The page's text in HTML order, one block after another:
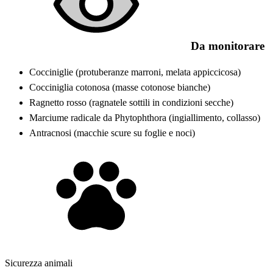
Da monitorare
Cocciniglie (protuberanze marroni, melata appiccicosa)
Cocciniglia cotonosa (masse cotonose bianche)
Ragnetto rosso (ragnatele sottili in condizioni secche)
Marciume radicale da Phytophthora (ingiallimento, collasso)
Antracnosi (macchie scure su foglie e noci)
Sicurezza animali